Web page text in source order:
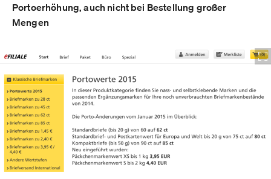
Portoerhöhung, auch nicht bei Bestellung großer
Mengen